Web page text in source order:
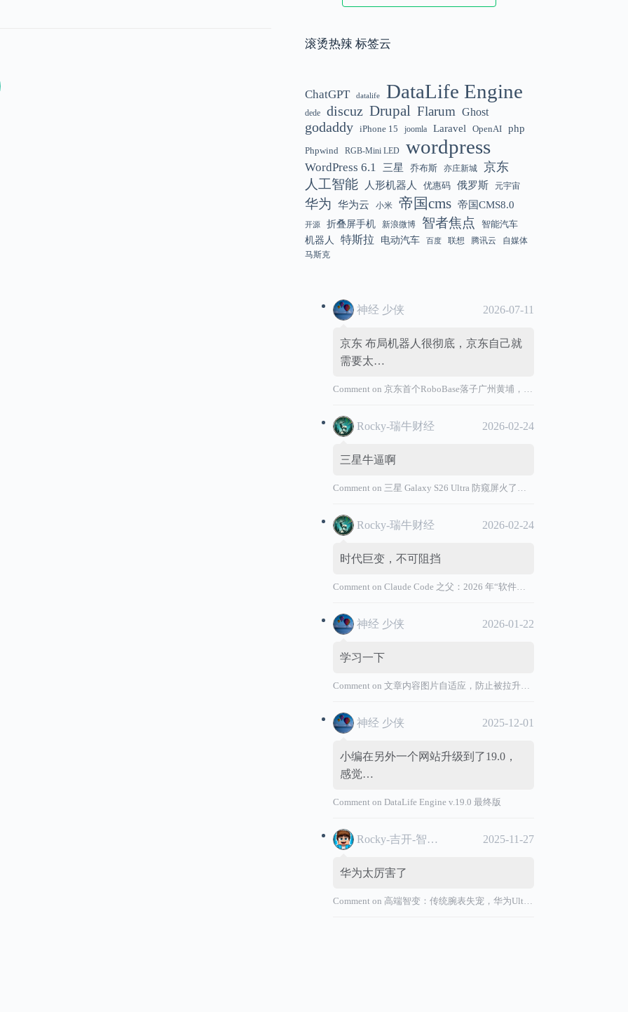
12:01
Meta 内部模型接近 GPT-5.5 水平，基础
12:01
Gemini 3.5 Flash 强化“AI 操作系统级代
理能力”
12:01
美国解除 Anthropic Fable / Mythos 模型
出口限制
滚烫热辣 标签云
ChatGPT datalife DataLife Engine
dede discuz Drupal Flarum Ghost
godaddy iPhone 15 joomla Laravel OpenAI php
Phpwind RGB-Mini LED wordpress
WordPress 6.1 三星 乔布斯 亦庄新城 京东
人工智能 人形机器人 优惠码 俄罗斯 元宇宙
华为 华为云 小米 帝国cms 帝国CMS8.0
开源 折叠屏手机 新浪微博 智者焦点
智能汽车
机器人
特斯拉 电动汽车 百度 联想 腾讯云
自媒体
马斯克
神经 少侠 2026-07-11
京东 布局机器人很彻底，京东自己就
需要太…
Comment on京东首个RoboBase落子广州黄埔，加码机器人产业基础设施布局
Rocky-瑞牛财经 2026-02-24
三星牛逼啊
Comment on 三星 Galaxy S26 Ultra 防窥屏火了，全球核心战略伙伴名单大曝光
Rocky-瑞牛财经 2026-02-24
时代巨变，不可阻挡
Comment onClaude Code 之父：2026 年“软件工程师”退出历史舞台
神经 少侠 2026-01-22
学习一下
Comment on文章内容图片自适应，防止被拉升变形
神经 少侠 2025-12-01
小编在另外一个网站升级到了19.0，
感觉…
Comment onDataLife Engine v.19.0 最终版
Rocky-吉开-智能汽车 2025-11-27
华为太厉害了
Comment on高端智变：传统腕表失宠，华为Ultimate系列“价值超车”